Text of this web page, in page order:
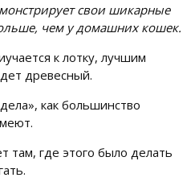
свои шикарные
чем у домашних кошек.
к лотку, лучшим
древесный.
как большинство
там, где этого было делать